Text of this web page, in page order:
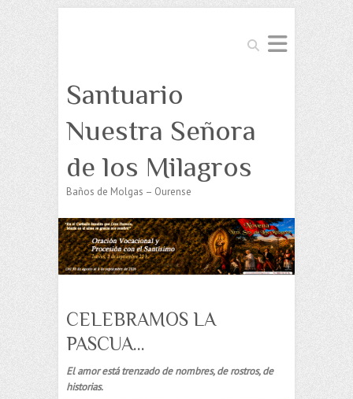
Buscar
Santuario
Nuestra Señora
de los Milagros
Baños de Molgas – Ourense
CELEBRAMOS LA
PASCUA…
El amor está trenzado de nombres, de rostros, de
historias.